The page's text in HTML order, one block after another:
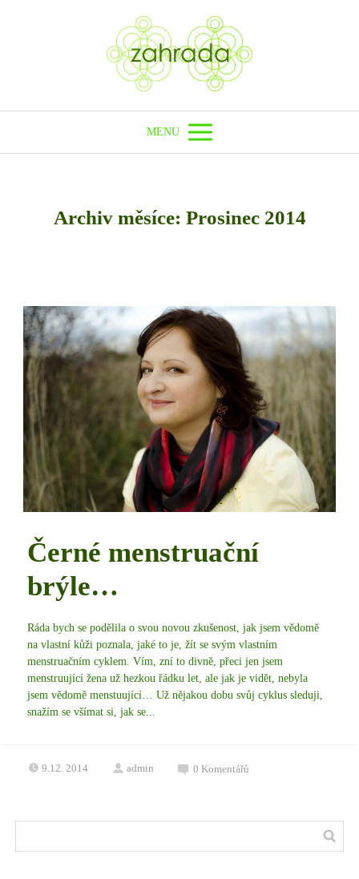
MENU
Archiv měsíce: Prosinec 2014
Černé menstruační
brýle…
Ráda bych se podělila o svou novou zkušenost, jak jsem vědomě
na vlastní kůži poznala, jaké to je, žít se svým vlastním
menstruačním cyklem. Vím, zní to divně, přeci jen jsem
menstruující žena už hezkou řádku let, ale jak je vidět, nebyla
jsem vědomě menstuující… Už nějakou dobu svůj cyklus sleduji,
snažím se všímat si, jak se...
9.12. 2014 admin 0Komentářů